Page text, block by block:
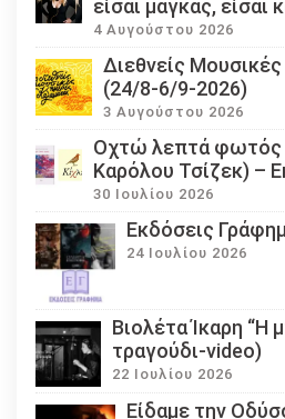
είσαι μάγκας, είσαι
4 Αυγούστου 2026
Διεθνείς
(24/8-6/9-2026)
3 Αυγούστου 2026
Οχτώ λεπτά φωτός
Καρόλου Τσίζεκ) –
30 Ιουλίου 2026
Εκδόσεις
24 Ιουλίου 2026
Βιολέτα Ίκαρη “Η
τραγούδι-video)
22 Ιουλίου 2026
Eίδαμε την